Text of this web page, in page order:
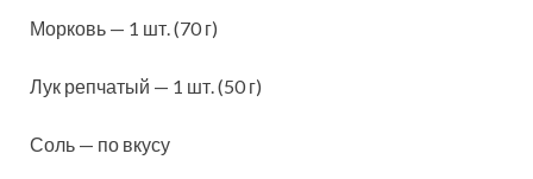
Морковь — 1 шт. (70 г)
Лук репчатый — 1 шт. (50 г)
Соль — по вкусу